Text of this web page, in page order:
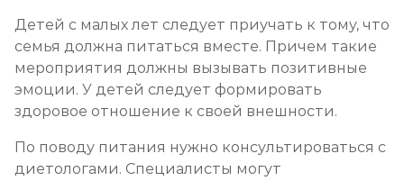
Детей с малых лет следует приучать к тому, что
семья должна питаться вместе. Причем такие
мероприятия должны вызывать позитивные
эмоции. У детей следует формировать
здоровое отношение к своей внешности.
По поводу питания нужно консультироваться с
диетологами. Специалисты могут